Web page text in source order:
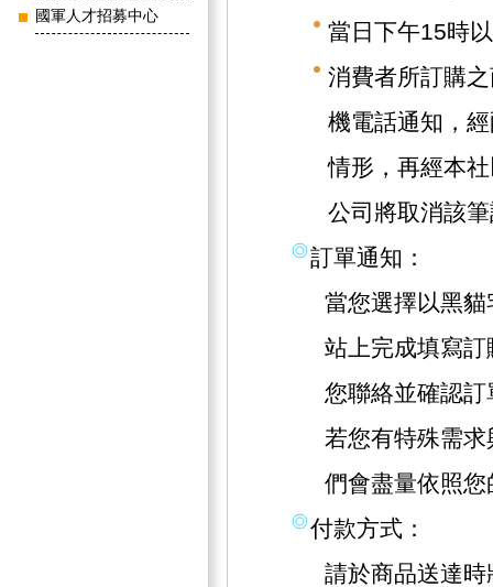
國軍人才招募中心
當日下午15時
消費者所訂購
機電話通知，
情形，再經本
公司將取消該
訂單通知：
當您選擇以黑
站上完成填寫
您聯絡並確認訂
若您有特殊需
們會盡量依照
付款方式：
請於商品送達